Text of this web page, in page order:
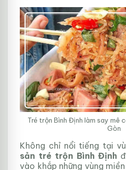
Tré trộn Bình Định làm say mê
Gòn
Không chỉ nổi tiếng tại
sản tré trộn Bình Định
vào khắp những vùng